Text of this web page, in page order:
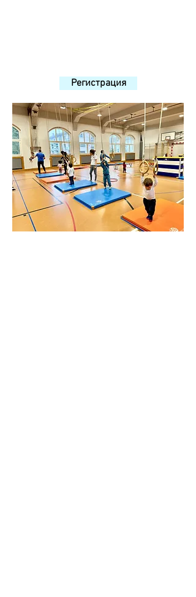
Регистрация